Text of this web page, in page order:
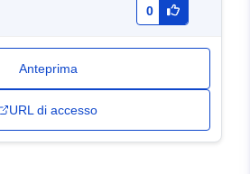
0
Anteprima
URL di accesso